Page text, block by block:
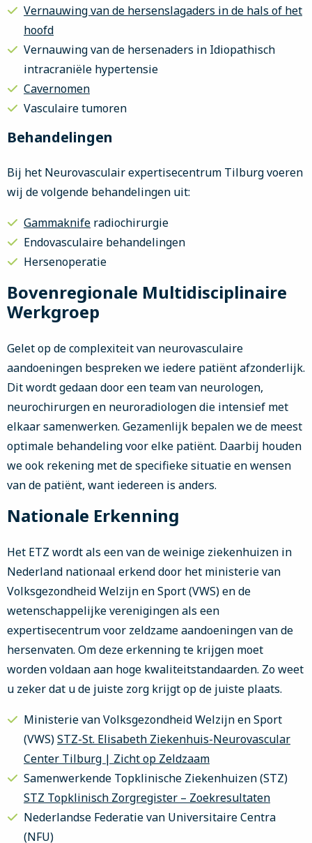
Vernauwing van de hersenslagaders in de hals of het
hoofd
Vernauwing van de hersenaders in Idiopathisch
intracraniële hypertensie
Cavernomen
Vasculaire tumoren
Behandelingen
Bij het Neurovasculair expertisecentrum Tilburg voeren
wij de volgende behandelingen uit:
Gammaknife radiochirurgie
Endovasculaire behandelingen
Hersenoperatie
Bovenregionale Multidisciplinaire
Werkgroep
Gelet op de complexiteit van neurovasculaire
aandoeningen bespreken we iedere patiënt afzonderlijk.
Dit wordt gedaan door een team van neurologen,
neurochirurgen en neuroradiologen die intensief met
elkaar samenwerken. Gezamenlijk bepalen we de meest
optimale behandeling voor elke patiënt. Daarbij houden
we ook rekening met de specifieke situatie en wensen
van de patiënt, want iedereen is anders.
Nationale Erkenning
Het ETZ wordt als een van de weinige ziekenhuizen in
Nederland nationaal erkend door het ministerie van
Volksgezondheid Welzijn en Sport (VWS) en de
wetenschappelijke verenigingen als een
expertisecentrum voor zeldzame aandoeningen van de
hersenvaten. Om deze erkenning te krijgen moet
worden voldaan aan hoge kwaliteitstandaarden. Zo weet
u zeker dat u de juiste zorg krijgt op de juiste plaats.
Ministerie van Volksgezondheid Welzijn en Sport
(VWS)STZ-St. Elisabeth Ziekenhuis-Neurovascular
Center Tilburg | Zicht op Zeldzaam
Samenwerkende Topklinische Ziekenhuizen (STZ)
STZ Topklinisch Zorgregister – Zoekresultaten
Nederlandse Federatie van Universitaire Centra
(NFU)